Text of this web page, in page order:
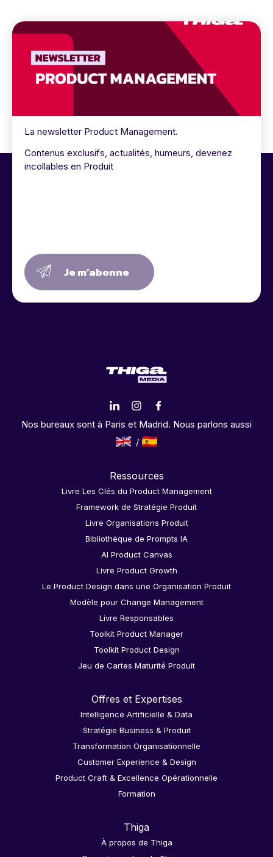
La newsletter Product Management.
Contenus exclusifs, actualités, humeurs, devenez
incollables en Produit
Je m’abonne
Nos bureaux sont à Paris et Madrid. Nous parlons aussi
Ressources
Livre Les Clés du Product Management
Framework de Stratégie Produit
Livre Organisations Produit
Bibliothèque de Prompts IA
AI Product Canvas
Livre Product Growth
Le Product Design dans une Organisation Produit
Modèle pour Change Management
Livre Responsables
Toolkit Product Manager
Toolkit Product Design
Jeu de Cartes Maturité Produit
Offres et Expertises
Intelligence Artificielle & Data
Stratégie Business & Produit
Transformation Organisationnelle
Customer Experience & Design
Product Craft & Excellence Opérationnelle
Formation
Thiga
À propos de Thiga